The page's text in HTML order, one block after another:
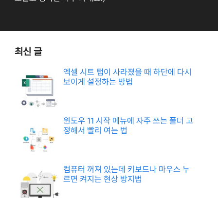
최신 글
엑셀 시트 탭이 사라졌을 때 하단에 다시
보이게 설정하는 방법
윈도우 11 시작 메뉴에 자주 쓰는 폴더 고
정해서 빨리 여는 법
컴퓨터 꺼져 있는데 키보드나 마우스 누
르면 켜지는 현상 방지법